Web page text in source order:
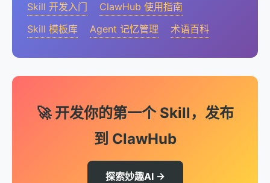
Skill 开发入门
ClawHub 使用指南
Skill 模板库
Agent 记忆管理 术语百科
🚀 开发你的第一个 Skill，发布
到 ClawHub
探索妙趣AI →